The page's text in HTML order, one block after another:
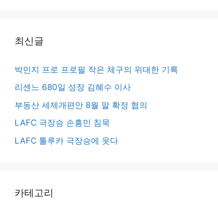
최신글
박민지 프로 프로필 작은 체구의 위대한 기록
리센느 680일 성장 김혜수 이사
부동산 세제개편안 8월 말 확정 협의
LAFC 극장승 손흥민 침묵
LAFC 톨루카 극장승에 웃다
카테고리